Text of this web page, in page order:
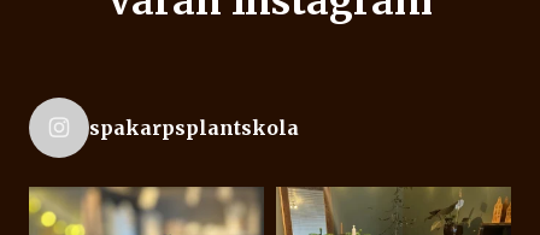
spakarpsplantskola